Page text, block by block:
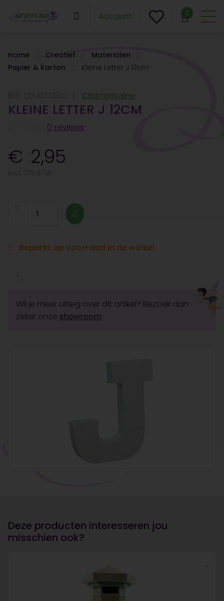
Account 0
Home Creatief
Materialen
Papier & Karton
Kleine Letter J 12cm
Clairfontaine
KLEINE LETTER J 12CM
0 reviews
2,95
Beperkt op voorraad in de winkel.
Wil je meer uitleg over dit artikel? Bezoek dan
zeker onze showroom.
Deze producten interesseren jou
misschien ook?